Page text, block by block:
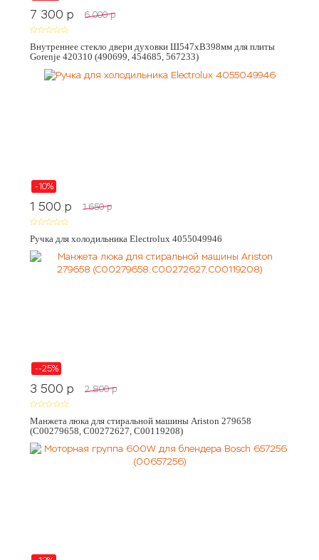
7 300 p 6 000 p
Внутреннее стекло двери духовки Ш547хВ398мм для плиты
Gorenje 420310 (490699, 454685, 567233)
-10%
1 500 p 1 650 p
Ручка для холодильника Electrolux 4055049946
--25%
3 500 p 2 800 p
Манжета люка для стиральной машины Ariston 279658
(C00279658, C00272627, C00119208)